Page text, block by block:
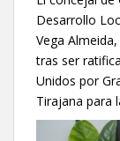
Desarrollo
Vega
tras ser
Unidos por
Tirajana para